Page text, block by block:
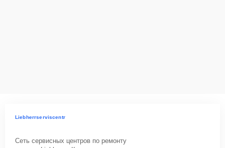
Liebherrserviscentr
Сеть сервисных центров по ремонту